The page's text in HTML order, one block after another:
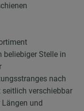
Stelle in
nach
verschiebbar
und